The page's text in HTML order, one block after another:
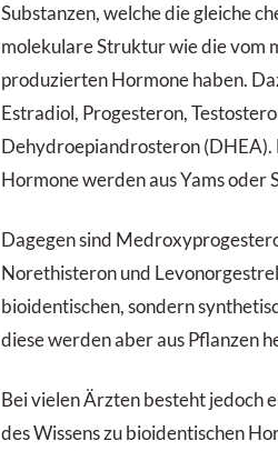
Substanzen, welche die gleiche
molekulare Struktur wie die vom
produzierten Hormone haben.
Estradiol, Progesteron,
Dehydroepiandrosteron (DHEA).
Hormone werden aus Yams oder
Dagegen sind
Norethisteron und
bioidentischen, sondern
diese werden aber aus Pflanzen
Bei vielen Ärzten besteht jedoch
des Wissens zu bioidentischen